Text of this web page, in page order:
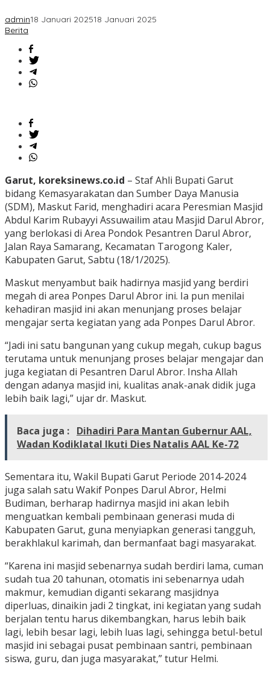
admin18 Januari 202518 Januari 2025
Berita
Garut, koreksinews.co.id – Staf Ahli Bupati Garut
bidang Kemasyarakatan dan Sumber Daya Manusia
(SDM), Maskut Farid, menghadiri acara Peresmian Masjid
Abdul Karim Rubayyi Assuwailim atau Masjid Darul Abror,
yang berlokasi di Area Pondok Pesantren Darul Abror,
Jalan Raya Samarang, Kecamatan Tarogong Kaler,
Kabupaten Garut, Sabtu (18/1/2025).
Maskut menyambut baik hadirnya masjid yang berdiri
megah di area Ponpes Darul Abror ini. Ia pun menilai
kehadiran masjid ini akan menunjang proses belajar
mengajar serta kegiatan yang ada Ponpes Darul Abror.
“Jadi ini satu bangunan yang cukup megah, cukup bagus
terutama untuk menunjang proses belajar mengajar dan
juga kegiatan di Pesantren Darul Abror. Insha Allah
dengan adanya masjid ini, kualitas anak-anak didik juga
lebih baik lagi,” ujar dr. Maskut.
Baca juga : Dihadiri Para Mantan Gubernur AAL,
Wadan Kodiklatal Ikuti Dies Natalis AAL Ke-72
Sementara itu, Wakil Bupati Garut Periode 2014-2024
juga salah satu Wakif Ponpes Darul Abror, Helmi
Budiman, berharap hadirnya masjid ini akan lebih
menguatkan kembali pembinaan generasi muda di
Kabupaten Garut, guna menyiapkan generasi tangguh,
berakhlakul karimah, dan bermanfaat bagi masyarakat.
“Karena ini masjid sebenarnya sudah berdiri lama, cuman
sudah tua 20 tahunan, otomatis ini sebenarnya udah
makmur, kemudian diganti sekarang masjidnya
diperluas, dinaikin jadi 2 tingkat, ini kegiatan yang sudah
berjalan tentu harus dikembangkan, harus lebih baik
lagi, lebih besar lagi, lebih luas lagi, sehingga betul-betul
masjid ini sebagai pusat pembinaan santri, pembinaan
siswa, guru, dan juga masyarakat,” tutur Helmi.